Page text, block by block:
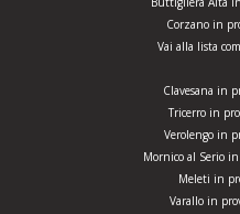
Corzano in
Vai alla lista
Clavesana in
Tricerro in
Verolengo in
Mornico al Serio
Meleti in
Varallo in